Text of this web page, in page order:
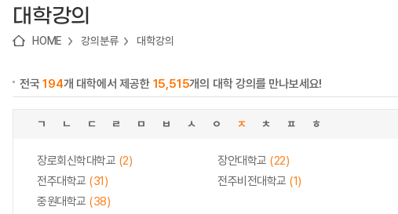
대학강의
HOME 강의분류 대학강의
전국194개 대학에서 제공한 15,515개의 대학 강의를 만나보세요!
ㄱ ㄴ ㄷ ㄹ ㅁ ㅂ ㅅ ㅇ ㅈ ㅊ ㅍ ㅎ
장로회신학대학교 (2) 장안대학교 (22)
전주대학교 (31) 전주비전대학교 (1)
중원대학교 (38)